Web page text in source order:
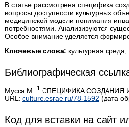
В статье рассмотрена специфика
вопросы доступности культурных
медицинской модели понимания
потребностями. Анализируются
Особое внимание уделяется
Ключевые слова: культурная
Библиографическая
Мусса М. 1 СПЕЦИФИКА СОЗДАНИЯ
URL: culture.esrae.ru/78-1592 (дата
Код для вставки на сайт